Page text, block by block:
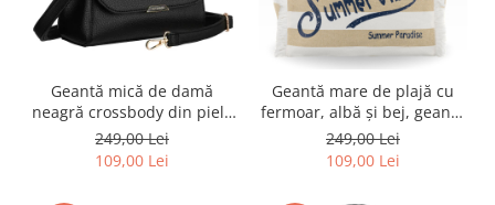
Geantă mică de damă
neagră crossbody din piele
ecologică - Peterson PTR-
PTN MX01-F-7670
249,00 Lei
109,00 Lei
Geantă mare de plajă cu
fermoar, albă și bej, geantă
shopper - Peterson PTR-PTN
MX05-M-WHITE-BEI
249,00 Lei
109,00 Lei